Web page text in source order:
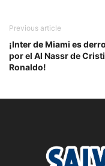
Previous article
¡Inter de Miami es
por el Al Nassr de
Ronaldo!